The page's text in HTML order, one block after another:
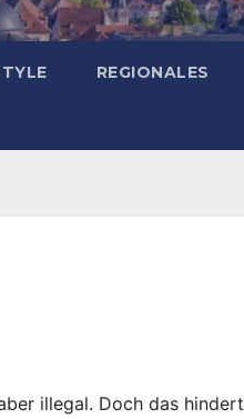
REGIONALES
illegal. Doch das hindert